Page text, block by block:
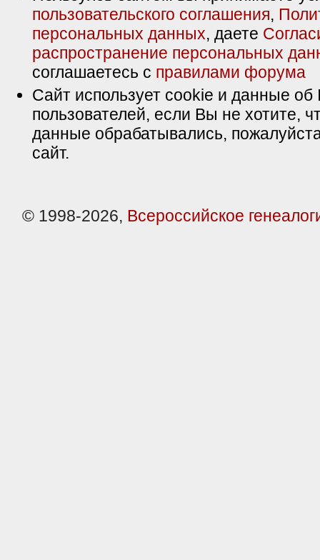
пользовательского соглашения,
персональных данных, даете
распространение персональных
соглашаетесь с правилами форума
Сайт использует cookie и данные об
пользователей, если Вы не хотите,
данные обрабатывались,
сайт.
© 1998-2026, Всероссийское